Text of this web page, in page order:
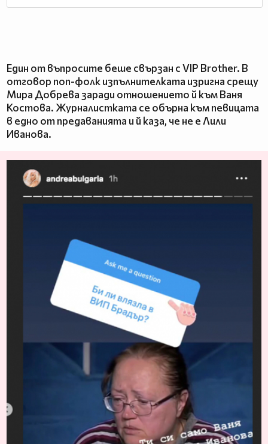
Един от въпросите беше свързан с VIP Brother. В
отговор поп-фолк изпълнителката изригна срещу
Мира Добрева заради отношението й към Ваня
Костова. Журналистката се обърна към певицата
в едно от предаванията и й каза, че не е Лили
Иванова.